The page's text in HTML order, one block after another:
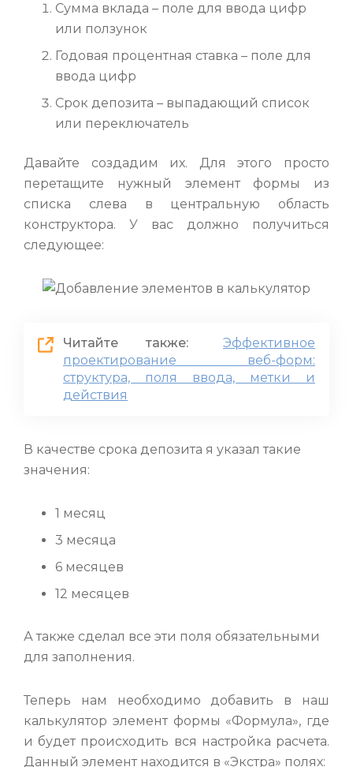
Сумма вклада – поле для ввода цифр
или ползунок
Годовая процентная ставка – поле для
ввода цифр
Срок депозита – выпадающий список
или переключатель
Давайте создадим их. Для этого просто
перетащите нужный элемент формы из
списка слева в центральную область
конструктора. У вас должно получиться
следующее:
Читайте также:
Эффективное
проектирование веб-форм:
структура, поля ввода, метки и
действия
В качестве срока депозита я указал такие
значения:
1 месяц
3 месяца
6 месяцев
12 месяцев
А также сделал все эти поля обязательными
для заполнения.
Теперь нам необходимо добавить в наш
калькулятор элемент формы «Формула», где
и будет происходить вся настройка расчета.
Данный элемент находится в «Экстра» полях: